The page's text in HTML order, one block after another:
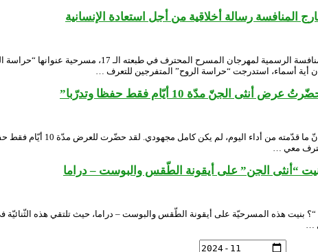
رسالة أخلاقية من أجل استعادة الإنسانية
قدمت جمعية ركح الواحات الثقافية، خارج
أية أسماء، استدرجت “حراسة الروح” المتفرجين للتعرف …
الجنّ مدّة 10 أيّام فقط حفظا وتدرّبا”
كيف تقيّمين أداءك
معي …
“أنثى الجن” على أيقونة الطّقس والبوست – دراما
“؟ بنيت هذه المسرحيّة على أيقونة الطّقس والبوست – دراما، حيث تلتقي هذه
…